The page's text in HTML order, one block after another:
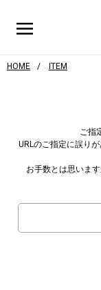
HOME ITEM
ご指
URLのご指定に誤り
お手数とは思いま